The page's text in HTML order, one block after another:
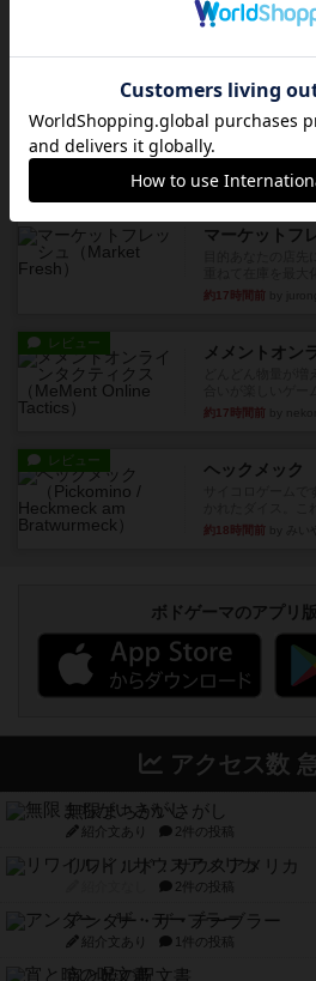
約10時間前by ヒロ(
レビュー
アルナックの
アナログ対人プレ
「エルドラドを探
約12時間前
マーケットフ
約17時間前
レビュー メメントオン
約17時間前
レビュー ヘックメック
約18時間前
ボドゲーマのアプリ
アクセス数
無限まちがいさがし
紹介文あり 2件の投稿
リワイルド：サウスアメリカ
2件の投稿
アンダー・ザ・テーブラー
紹介文あり 1件の投稿
宵と暁の呪文書